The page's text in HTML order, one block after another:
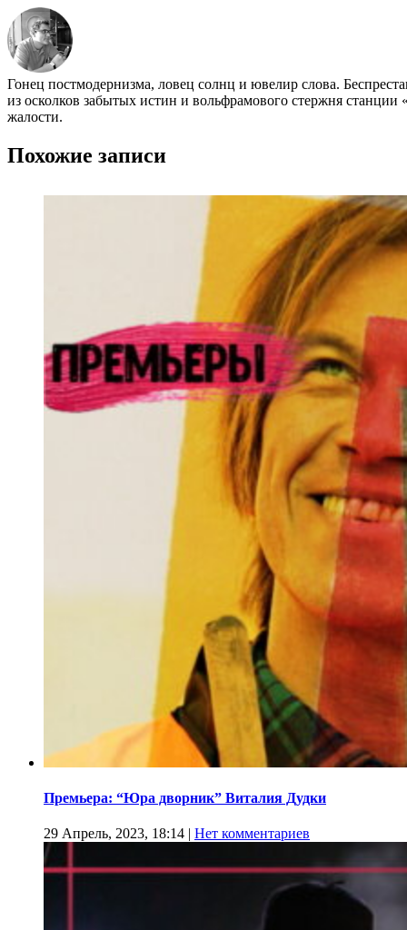
Гонец постмодернизма, ловец солнц и ювелир слова.
из осколков забытых истин и вольфрамового стержня
жалости.
Похожие записи
Премьера: “Юра дворник” Виталия Дудки
29 Апрель, 2023, 18:14 | Нет комментариев